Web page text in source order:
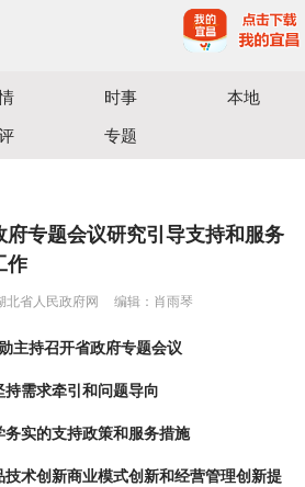
时事
本地
专题
专题会议研究引导支持和服务
作
北省人民政府网 编辑：肖雨琴
主持召开省政府专题会议
持需求牵引和问题导向
务实的支持政策和服务措施
术创新商业模式创新和经营管理创新提